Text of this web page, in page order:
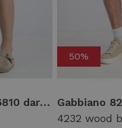
Gabbiano 8266810 daris Korte broeken 989 dune sand
50%
4232 wood